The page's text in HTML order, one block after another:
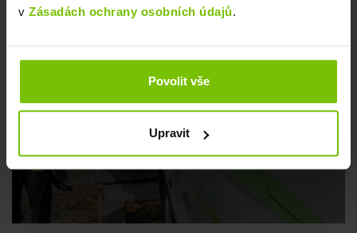
v Zásadách ochrany osobních údajů.
Povolit vše
Upravit